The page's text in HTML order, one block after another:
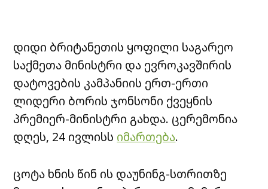
დიდი ბრიტანეთის ყოფილი საგარეო
საქმეთა მინისტრი და ევროკავშირის
დატოვების კამპანიის ერთ-ერთი
ლიდერი ბორის ჯონსონი ქვეყნის
პრემიერ-მინისტრი გახდა. ცერემონია
დღეს, 24 ივლისს იმართება.
ცოტა ხნის წინ ის დაუნინგ-სთრითზე